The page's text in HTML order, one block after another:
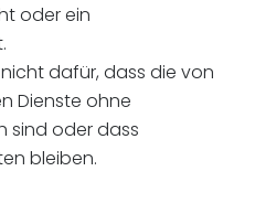
oder ein
dafür, dass die von
Dienste ohne
sind oder dass
bleiben.